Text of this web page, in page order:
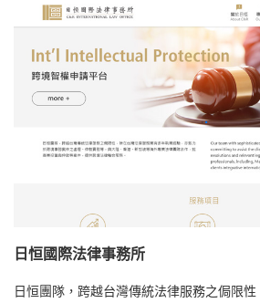
日恒國際法律事務所
日恒團隊，跨越台灣傳統法律服務之侷限